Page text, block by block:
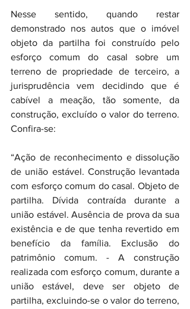
Nesse sentido, quando restar
demonstrado nos autos que o imóvel
objeto da partilha foi construído pelo
esforço comum do casal sobre um
terreno de propriedade de terceiro, a
jurisprudência vem decidindo que é
cabível a meação, tão somente, da
construção, excluído o valor do terreno.
Confira-se:
“Ação de reconhecimento e dissolução
de união estável. Construção levantada
com esforço comum do casal. Objeto de
partilha. Dívida contraída durante a
união estável. Ausência de prova da sua
existência e de que tenha revertido em
benefício da família. Exclusão do
patrimônio comum. - A construção
realizada com esforço comum, durante a
união estável, deve ser objeto de
partilha, excluindo-se o valor do terreno,